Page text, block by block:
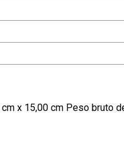
x 15,00 cm Peso bruto